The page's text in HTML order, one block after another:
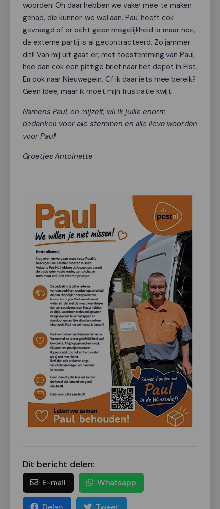
woorden: Oh daar hebben we vaker mee te maken
gehad, die kunnen we wel aan. Paul heeft ook
gevraagd of er echt geen mogelijkheid is maar nee,
de externe partij is al gecontracteerd. Zo jammer
dit!! Van mij uit gaat er, met toestemming van Paul,
hoe dan ook een pittige brief naar het depot in Elst.
En ook naar Nieuwegein. Of ik daar iets mee bereik?
Geen idee, maar ik moet mijn frustratie kwijt.
Namens Paul, en mijzelf, wil ik jullie enorm
bedanken voor alle stemmen en alle lieve woorden
voor Paul!
Groetjes Antoinette
Dit bericht delen:
E-mail Whatsapp
Delen Tweet